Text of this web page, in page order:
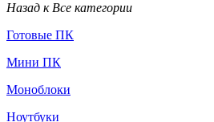
Назад к Все категории
Готовые ПК
Мини ПК
Моноблоки
Ноутбуки